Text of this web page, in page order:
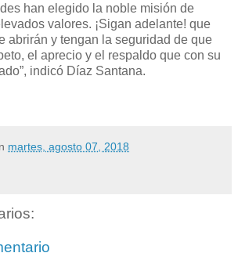
han elegido la noble misión de
valores. ¡Sigan adelante! que
abrirán y tengan la seguridad de que
el aprecio y el respaldo que con su
indicó Díaz Santana.
martes, agosto 07, 2018